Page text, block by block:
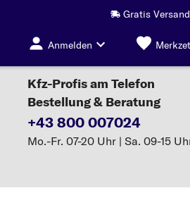
Gratis
Anmelden
Kfz-Profis am Telefon
Bestellung & Beratung
+43 800 007024
Mo.-Fr. 07-20 Uhr | Sa. 09-15